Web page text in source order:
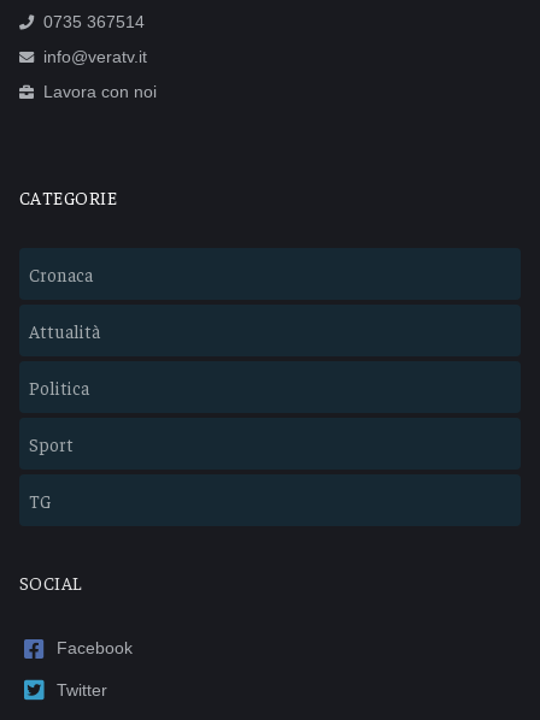
0735 367514
info@veratv.it
Lavora con noi
CATEGORIE
Cronaca
Attualità
Politica
Sport
TG
SOCIAL
Facebook
Twitter